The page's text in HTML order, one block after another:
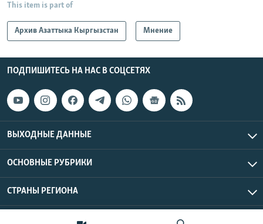
This item is part of
Архив Азаттыка Кыргызстан Мнение
ПОДПИШИТЕСЬ НА НАС В СОЦСЕТЯХ
ВЫХОДНЫЕ ДАННЫЕ
ОСНОВНЫЕ РУБРИКИ
СТРАНЫ РЕГИОНА
Азаттык Азия © 2026 RFE/RL, Inc. | Все права защищены.